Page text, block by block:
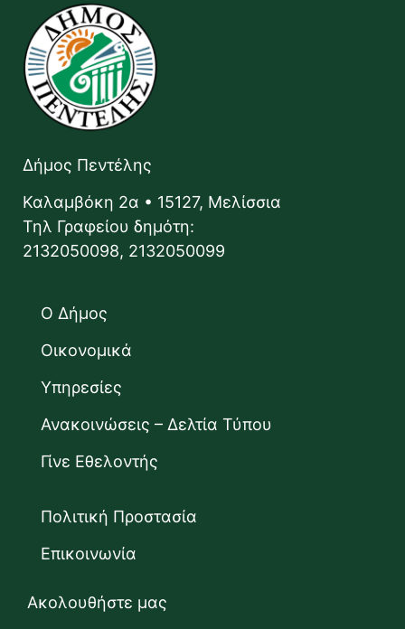
Δήμος Πεντέλης
Καλαμβόκη 2α • 15127, Μελίσσια
Τηλ Γραφείου δημότη:
2132050098, 2132050099
Ο Δήμος
Οικονομικά
Υπηρεσίες
Ανακοινώσεις – Δελτία Τύπου
Γίνε Εθελοντής
Πολιτική Προστασία
Επικοινωνία
Ακολουθήστε μας